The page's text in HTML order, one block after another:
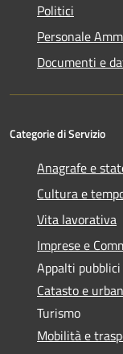
Politici
Personale
Documenti e
Categorie di Servizio
Anagrafe e
Cultura e
Vita lavorativa
Imprese e
Appalti pubblici
Catasto e
Turismo
Mobilità e